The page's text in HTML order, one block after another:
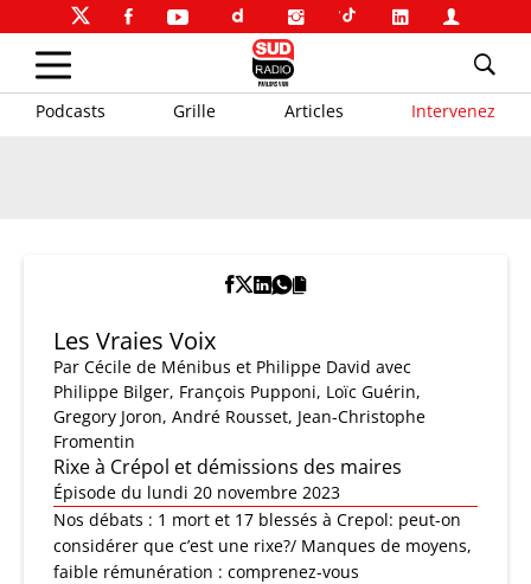
Podcasts Grille Articles Intervenez
Les Vraies Voix
Par Cécile de Ménibus et Philippe David avec
Philippe Bilger, François Pupponi, Loïc Guérin,
Gregory Joron, André Rousset, Jean-Christophe
Fromentin
Rixe à Crépol et démissions des maires
Épisode du lundi 20 novembre 2023
Nos débats : 1 mort et 17 blessés à Crepol: peut-on
considérer que c’est une rixe?/ Manques de moyens,
faible rémunération : comprenez-vous